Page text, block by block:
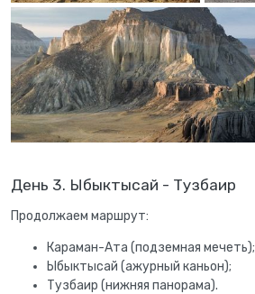
День 3. Ыбыктысай - Тузбаир
Продолжаем маршрут:
Караман-Ата (подземная мечеть);
Ыбыктысай (ажурный каньон);
Тузбаир (нижняя панорама).